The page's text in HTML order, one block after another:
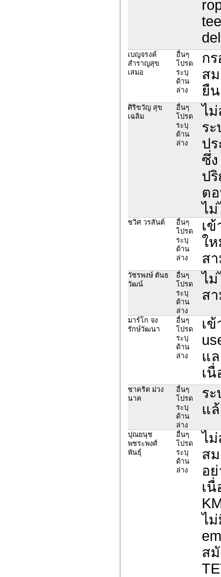
เบญจรงค์
สำราญสุข
เสมอ
อื่นๆ
โปรด
ระบุ
ด้าน
ล่าง
ก
ส
ยื
ศิริขวัญ สุข
เฉลิม
อื่นๆ
โปรด
ระบุ
ด้าน
ล่าง
ไ
ร
ป
ซึ่
ป
ต
ไ
ชวิศ วรสันต์
อื่นๆ
โปรด
ระบุ
ด้าน
ล่าง
เ
ใ
ส
วัชรพงษ์ ตันธ
วัฒน์
อื่นๆ
โปรด
ระบุ
ด้าน
ล่าง
ไม่
ส
มาร์โก จง
รักษ์วัฒนา
อื่นๆ
โปรด
ระบุ
ด้าน
ล่าง
เ
แ
เ
ชาคริต ม่วง
นาค
อื่นๆ
โปรด
ระบุ
ด้าน
ล่าง
ร
แ
ปุณยนุช
พชระพงศ์
พันธุ์
อื่นๆ
โปรด
ระบุ
ด้าน
ล่าง
ไ
ส
อ
เ
ไม่
ส